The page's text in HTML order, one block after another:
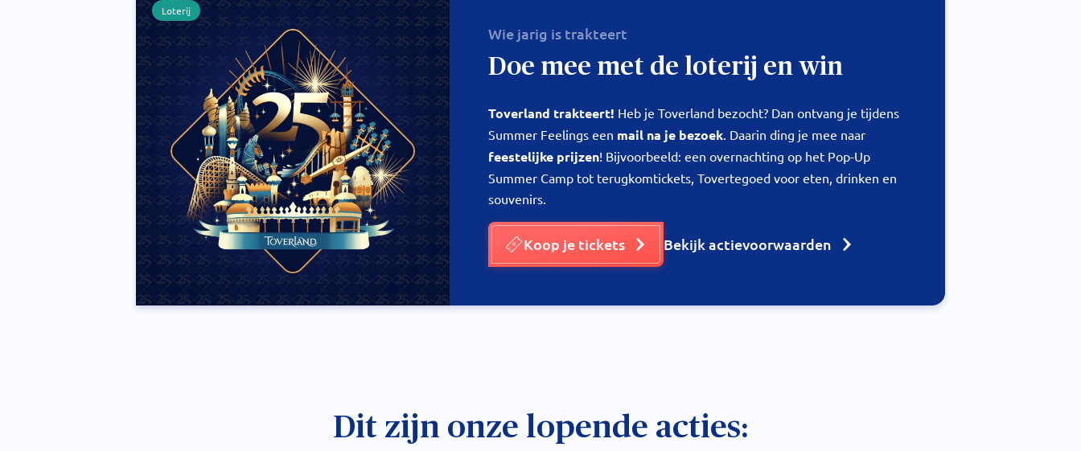
Loterij
Wie jarig is trakteert
Doe mee met de loterij en win
Toverland trakteert! Heb je Toverland bezocht? Dan ontvang je tijdens
Summer Feelings een mail na je bezoek. Daarin ding je mee naar
feestelijke prijzen! Bijvoorbeeld: een overnachting op het Pop-Up
Summer Camp tot terugkomtickets, Tovertegoed voor eten, drinken en
souvenirs.
Koop je tickets Bekijk actievoorwaarden
Dit zijn onze lopende acties: